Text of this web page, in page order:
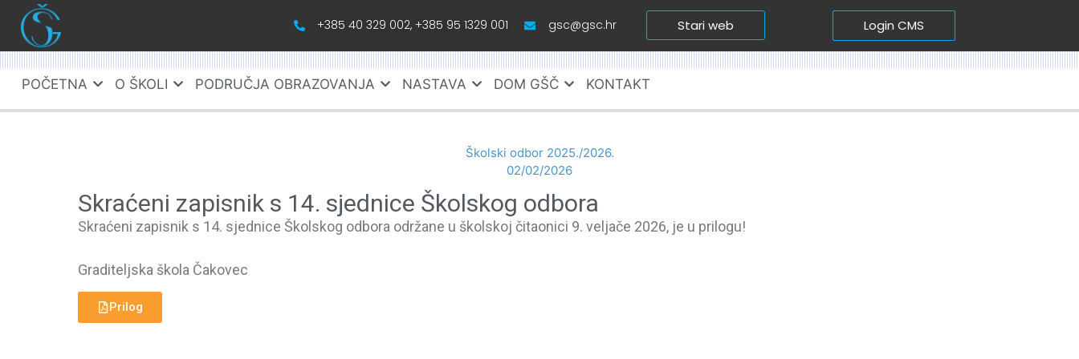
+385 40 329 002, +385 95 1329 001 gsc@gsc.hr Stari web Login CMS
POČETNA O ŠKOLI PODRUČJA OBRAZOVANJA NASTAVA DOM GŠČ KONTAKT
Školski odbor 2025./2026.
02/02/2026
Skraćeni zapisnik s 14. sjednice Školskog odbora
Skraćeni zapisnik s 14. sjednice Školskog odbora održane u školskoj čitaonici 9. veljače 2026, je u prilogu!
Graditeljska škola Čakovec
Prilog